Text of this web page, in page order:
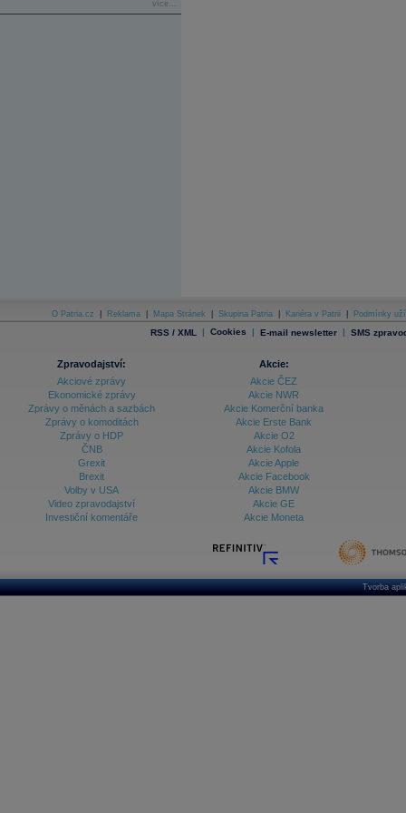
více...
O Patria.cz Reklama Mapa Stránek Skupina Patria Kariéra v Patrii Podmínky
RSS / XML | Cookies | E-mail newsletter | SMS
Zpravodajství:
Akciové zprávy
Ekonomické zprávy
Zprávy o měnách a sazbách
Zprávy o komoditách
Zprávy o HDP
ČNB
Grexit
Brexit
Volby v USA
Video zpravodajství
Investiční komentáře
Akcie:
Akcie ČEZ
Akcie NWR
Akcie Komerční banka
Akcie Erste Bank
Akcie O2
Akcie Kofola
Akcie Apple
Akcie Facebook
Akcie BMW
Akcie GE
Akcie Moneta
Tvorba